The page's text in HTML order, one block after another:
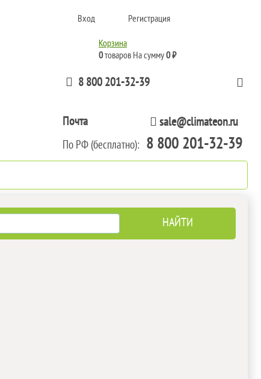
Вход Регистрация
Корзина
0товаров На сумму0 ₽
8 800 201-32-39
Почта sale@climateon.ru
По РФ (бесплатно): 8 800 201-32-39